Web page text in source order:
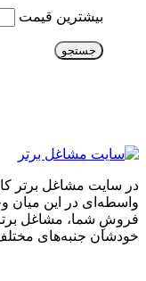
بیشترین قیمت
جستجو
در سایت مشاغل برتر
واسطه‌ای در این میان
فروشِ شما، مشاغل برتر
خودشان جنبه‌های مختلف